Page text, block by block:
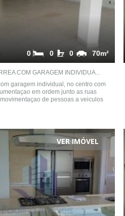
70m²
0
0
0
COM GARAGEM INDIVIDUA...
garagem individual, no centro com
em ordem junto as ruas
de pessoas a veiculos
VER IMÓVEL